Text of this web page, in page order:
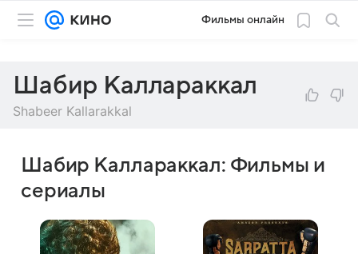
Фильмы онлайн
Шабир Каллараккал
Shabeer Kallarakkal
Шабир Каллараккал: Фильмы и
сериалы